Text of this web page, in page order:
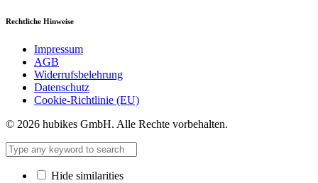
Rechtliche Hinweise
Impressum
AGB
Widerrufsbelehrung
Datenschutz
Cookie-Richtlinie (EU)
© 2026 hubikes GmbH. Alle Rechte vorbehalten.
Hide similarities